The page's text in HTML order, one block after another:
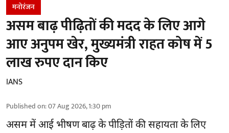
मनोरंजन
असम बाढ़ पीढ़ितों की मदद के लिए आगे
आए अनुपम खेर, मुख्यमंत्री राहत कोष में 5
लाख रुपए दान किए
IANS
Published on:07 Aug 2026, 1:30 pm
असम में आई भीषण बाढ़ केपीड़ितों की सहायताके लिए